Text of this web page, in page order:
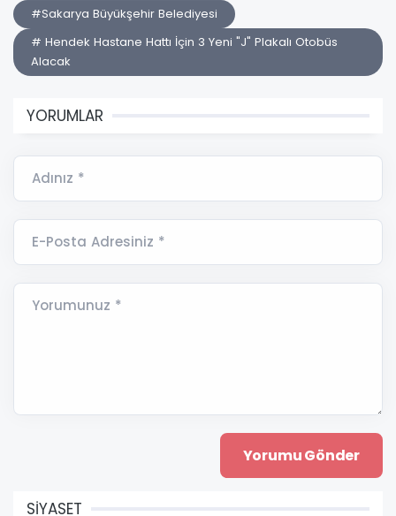
#Sakarya Büyükşehir Belediyesi
# Hendek Hastane Hattı İçin 3 Yeni "J" Plakalı Otobüs
Alacak
YORUMLAR
Adınız *
E-Posta Adresiniz *
Yorumunuz *
SİYASET